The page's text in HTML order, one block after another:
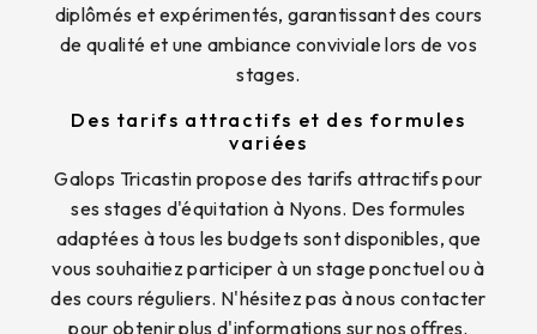
diplômés et expérimentés, garantissant des cours
de qualité et une ambiance conviviale lors de vos
stages.
Des tarifs attractifs et des formules
variées
Galops Tricastin propose des tarifs attractifs pour
ses stages d'équitation à Nyons. Des formules
adaptées à tous les budgets sont disponibles, que
vous souhaitiez participer à un stage ponctuel ou à
des cours réguliers. N'hésitez pas à nous contacter
pour obtenir plus d'informations sur nos offres.